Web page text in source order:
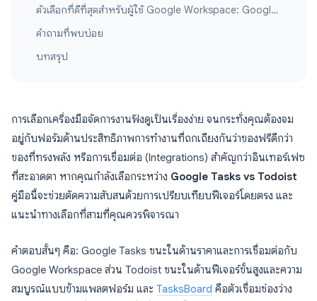
ตัวเลือกที่ดีที่สุดสำหรับผู้ใช้ Google Workspace: Google Tasks + TasksBoard
คำถามที่พบบ่อย
บทสรุป
การเลือกเครื่องมือจัดการงานฟังดูเป็นเรื่องง่าย จนกระทั่งคุณต้องจม
อยู่กับฟอรัมด้านประสิทธิภาพการทำงานที่ถกเถียงกันว่าของฟรีดีกว่า
ของที่ทรงพลัง หรือการเชื่อมต่อ (Integrations) สำคัญกว่าอินเทอร์เฟซ
ที่สะอาดตา หากคุณกำลังเลือกระหว่าง Google Tasks vs Todoist
คู่มือนี้จะช่วยตัดความสับสนด้วยการเปรียบเทียบฟีเจอร์โดยตรง และ
แนะนำทางเลือกที่สามที่คุณควรพิจารณา
คำตอบสั้นๆ คือ: Google Tasks ชนะในด้านราคาและการเชื่อมต่อกับ
Google Workspace ส่วน Todoist ชนะในด้านฟีเจอร์ขั้นสูงและความ
สมบูรณ์แบบข้ามแพลตฟอร์ม และ TasksBoard คือตัวเชื่อมช่องว่าง